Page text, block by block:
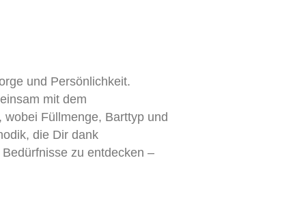
und Persönlichkeit.
mit dem
Füllmenge, Barttyp und
die Dir dank
zu entdecken –